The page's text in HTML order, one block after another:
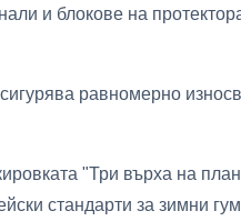
и блокове на
равномерно
"Три върха на
стандарти за зимни